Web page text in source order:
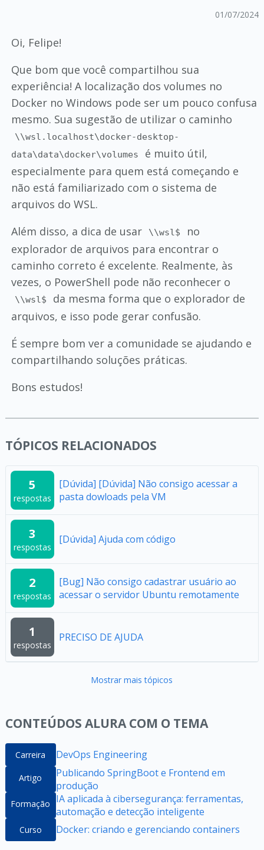
01/07/2024
Oi, Felipe!
Que bom que você compartilhou sua
experiência! A localização dos volumes no
Docker no Windows pode ser um pouco confusa
mesmo. Sua sugestão de utilizar o caminho
\\wsl.localhost\docker-desktop-
data\data\docker\volumes
é muito útil,
especialmente para quem está começando e
não está familiarizado com o sistema de
arquivos do WSL.
Além disso, a dica de usar
\\wsl$
no
explorador de arquivos para encontrar o
caminho correto é excelente. Realmente, às
vezes, o PowerShell pode não reconhecer o
\\wsl$
da mesma forma que o explorador de
arquivos, e isso pode gerar confusão.
É sempre bom ver a comunidade se ajudando e
compartilhando soluções práticas.
Bons estudos!
TÓPICOS RELACIONADOS
5
respostas
[Dúvida] [Dúvida] Não consigo acessar a
pasta dowloads pela VM
3
respostas
[Dúvida] Ajuda com código
2
respostas
[Bug] Não consigo cadastrar usuário ao
acessar o servidor Ubuntu remotamente
1
respostas
PRECISO DE AJUDA
Mostrar mais tópicos
CONTEÚDOS ALURA COM O TEMA
Carreira DevOps Engineering
Artigo
Publicando SpringBoot e Frontend em
produção
Formação IA aplicada à cibersegurança: ferramentas,
automação e detecção inteligente
Curso Docker: criando e gerenciando containers